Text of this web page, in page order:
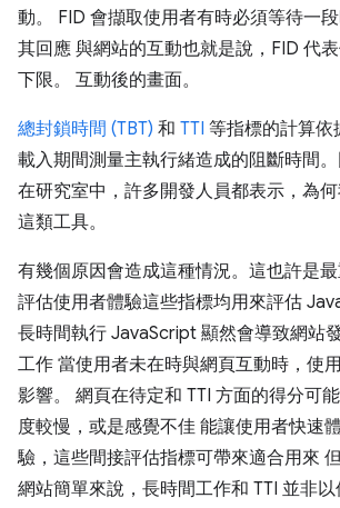
動。 FID 會擷取使用者有時必須等待一
其回應 與網站的互動也就是說，FID 代
下限。 互動後的畫面。
總封鎖時間 (TBT) 和 TTI 等指標的計算依
載入期間測量主執行緒造成的阻斷時間
在研究室中，許多開發人員都表示，為
這類工具。
有幾個原因會造成這種情況。這也許是
評估使用者體驗這些指標均用來評估
長時間執行 JavaScript 顯然會導致網站
工作 當使用者未在時與網頁互動時，使
影響。 網頁在待定和 TTI 方面的得分可
度較慢，或是感覺不佳 能讓使用者快速
驗，這些間接評估指標可帶來適合用來
網站簡單來說，長時間工作和 TTI 並非